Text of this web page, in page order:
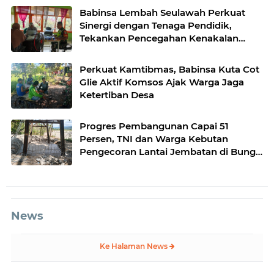
Babinsa Lembah Seulawah Perkuat
Sinergi dengan Tenaga Pendidik,
Tekankan Pencegahan Kenakalan
Perkuat Kamtibmas, Babinsa Kuta Cot
Glie Aktif Komsos Ajak Warga Jaga
Ketertiban Desa
Progres Pembangunan Capai 51
Persen, TNI dan Warga Kebutan
Pengecoran Lantai Jembatan di Bunga
News
Ke Halaman News